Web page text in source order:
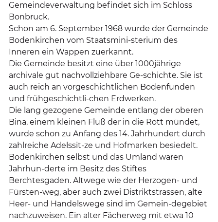
Gemeindeverwaltung befindet sich im Schloss
Bonbruck.
Schon am 6. September 1968 wurde der Gemeinde
Bodenkirchen vom Staatsmini-sterium des
Inneren ein Wappen zuerkannt.
Die Gemeinde besitzt eine über 1000jährige
archivale gut nachvollziehbare Ge-schichte. Sie ist
auch reich an vorgeschichtlichen Bodenfunden
und frühgeschichtli-chen Erdwerken.
Die lang gezogene Gemeinde entlang der oberen
Bina, einem kleinen Fluß der in die Rott mündet,
wurde schon zu Anfang des 14. Jahrhundert durch
zahlreiche Adelssit-ze und Hofmarken besiedelt.
Bodenkirchen selbst und das Umland waren
Jahrhun-derte im Besitz des Stiftes
Berchtesgaden. Altwege wie der Herzogen- und
Fürsten-weg, aber auch zwei Distriktstrassen, alte
Heer- und Handelswege sind im Gemein-degebiet
nachzuweisen. Ein alter Fächerweg mit etwa 10